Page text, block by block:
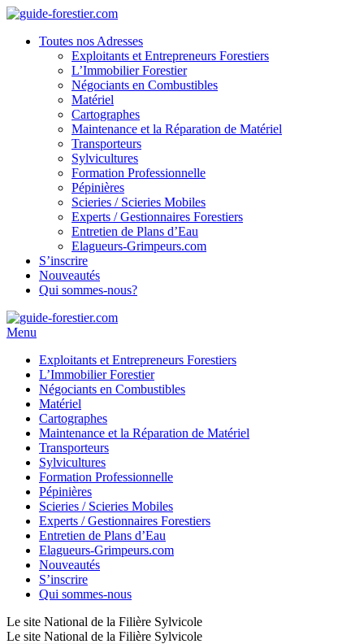
Toutes nos Adresses
Exploitants et Entrepreneurs Forestiers
L’Immobilier Forestier
Négociants en Combustibles
Matériel
Cartographes
Maintenance et la Réparation de Matériel
Transporteurs
Sylvicultures
Formation Professionnelle
Pépinières
Scieries / Scieries Mobiles
Experts / Gestionnaires Forestiers
Entretien de Plans d’Eau
Elagueurs-Grimpeurs.com
S’inscrire
Nouveautés
Qui sommes-nous?
Menu
Exploitants et Entrepreneurs Forestiers
L’Immobilier Forestier
Négociants en Combustibles
Matériel
Cartographes
Maintenance et la Réparation de Matériel
Transporteurs
Sylvicultures
Formation Professionnelle
Pépinières
Scieries / Scieries Mobiles
Experts / Gestionnaires Forestiers
Entretien de Plans d’Eau
Elagueurs-Grimpeurs.com
Nouveautés
S’inscrire
Qui sommes-nous
Le site National de la Filière Sylvicole
Le site National de la Filière Sylvicole